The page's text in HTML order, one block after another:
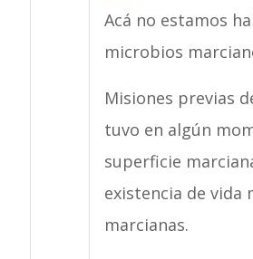
Acá no estamos
microbios
Misiones previas
tuvo en algún
superficie
existencia de vida
marcianas.